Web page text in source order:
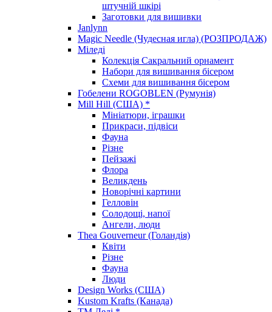
штучній шкірі
Заготовки для вишивки
Janlynn
Magic Needle (Чудесная игла) (РОЗПРОДАЖ)
Міледі
Колекція Сакральний орнамент
Набори для вишивання бісером
Схеми для вишивання бісером
Гобелени ROGOBLEN (Румунія)
Mill Hill (США) *
Мініатюри, іграшки
Прикраси, підвіси
Фауна
Різне
Пейзажі
Флора
Великдень
Новорічні картини
Гелловін
Солодощі, напої
Ангели, люди
Thea Gouverneur (Голандія)
Квіти
Різне
Фауна
Люди
Design Works (США)
Kustom Krafts (Канада)